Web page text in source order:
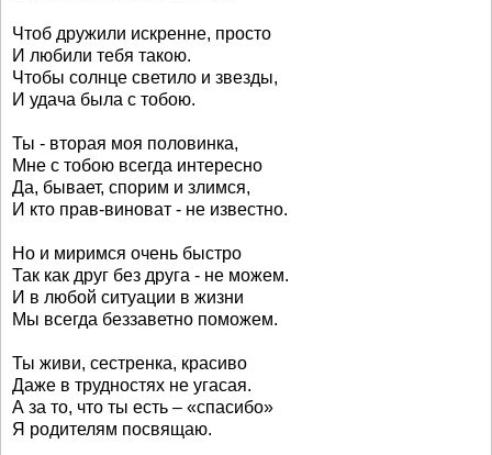
Чтоб дружили искренне, просто
И любили тебя такою.
Чтобы солнце светило и звезды,
И удача была с тобою.
Ты - вторая моя половинка,
Мне с тобою всегда интересно
Да, бывает, спорим и злимся,
И кто прав-виноват - не известно.
Но и миримся очень быстро
Так как друг без друга - не можем.
И в любой ситуации в жизни
Мы всегда беззаветно поможем.
Ты живи, сестренка, красиво
Даже в трудностях не угасая.
А за то, что ты есть – «спасибо»
Я родителям посвящаю.